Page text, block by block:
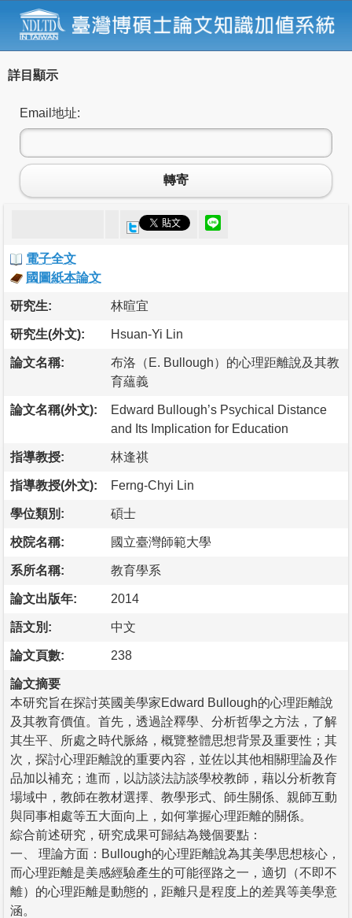
詳目顯示
Email地址:
轉寄
電子全文
國圖紙本論文
研究生: 林暄宜
研究生(外文): Hsuan-Yi Lin
論文名稱:
布洛（E. Bullough）的心理距離說及其教
育蘊義
論文名稱(外文):
Edward Bullough’s Psychical Distance
and Its Implication for Education
指導教授: 林逢祺
指導教授(外文): Ferng-Chyi Lin
學位類別: 碩士
校院名稱: 國立臺灣師範大學
系所名稱: 教育學系
論文出版年: 2014
語文別: 中文
論文頁數: 238
論文摘要
本研究旨在探討英國美學家Edward Bullough的心理距離說
及其教育價值。首先，透過詮釋學、分析哲學之方法，了解
其生平、所處之時代脈絡，概覽整體思想背景及重要性；其
次，探討心理距離說的重要內容，並佐以其他相關理論及作
品加以補充；進而，以訪談法訪談學校教師，藉以分析教育
場域中，教師在教材選擇、教學形式、師生關係、親師互動
與同事相處等五大面向上，如何掌握心理距離的關係。
綜合前述研究，研究成果可歸結為幾個要點：
一、 理論方面：Bullough的心理距離說為其美學思想核心，
而心理距離是美感經驗產生的可能徑路之一，適切（不即不
離）的心理距離是動態的，距離只是程度上的差異等美學意
涵。